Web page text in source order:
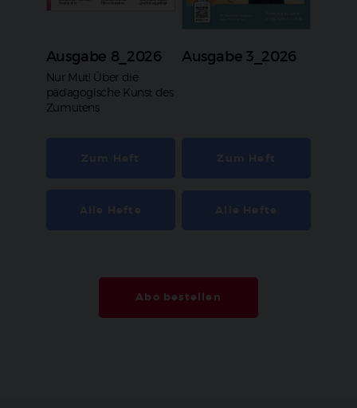
Ausgabe 8_2026
:
Nur Mut! Über die
pädagogische Kunst des
Zumutens
Ausgabe 3_2026
Abo bestellen